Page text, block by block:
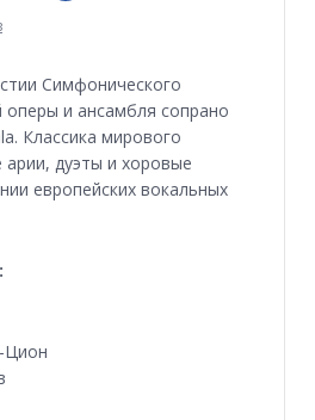
Симфонического
оперы и ансамбля сопрано
Классика мирового
дуэты и хоровые
европейских вокальных
Цион